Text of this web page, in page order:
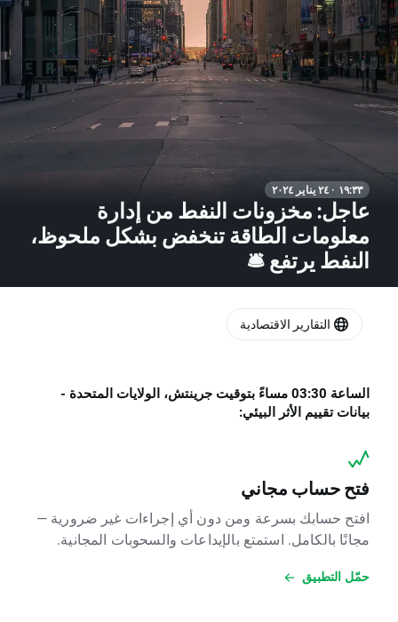
١٩:٣٣ · ٢٤ يناير ٢٠٢٤
عاجل: مخزونات النفط من إدارة
معلومات الطاقة تنخفض بشكل ملحوظ،
النفط يرتفع 🛎
الساعة 03:30 مساءً بتوقيت جرينتش، الولايات المتحدة -
بيانات تقييم الأثر البيئي:
فتح حساب مجاني
افتح حسابك بسرعة ومن دون أي إجراءات غير ضرورية —
مجانًا بالكامل. استمتع بالإيداعات والسحوبات المجانية.
حمّل التطبيق
التقارير الاقتصادية